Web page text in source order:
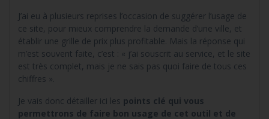
J’ai eu à plusieurs reprises l’occasion de suggérer l’usage de
ce site, pour mieux comprendre la demande d’une ville, et
établir une grille de prix plus profitable. Mais la réponse qui
m’est souvent faite, c’est : « j’ai souscrit au service, et le site
est très complet, mais je ne sais pas quoi faire de tous ces
chiffres ».
Je vais donc détailler ici les points clé qui vous
permettrons de faire bon usage de cet outil et de